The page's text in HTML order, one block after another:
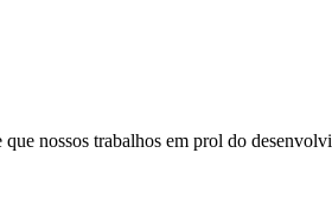
nossos trabalhos em prol do